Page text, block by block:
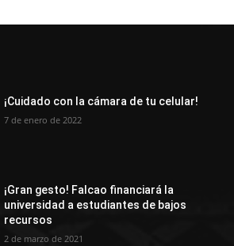
¡Cuidado con la cámara de tu celular!
7 de enero de 2022
¡Gran gesto! Falcao financiará la
universidad a estudiantes de bajos
recursos
2 de marzo de 2021